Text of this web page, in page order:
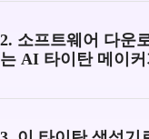
2. 소프트웨어 다운
는 AI 타이탄 메이